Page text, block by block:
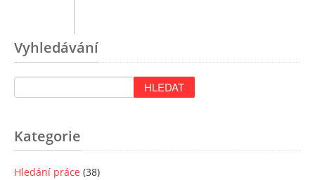
Vyhledávání
Kategorie
Hledání práce (38)